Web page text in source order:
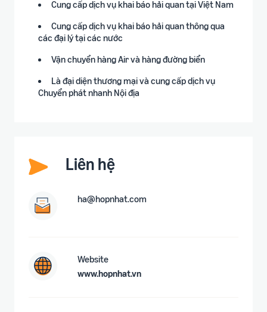
Cung cấp dịch vụ khai báo hải quan tại Việt Nam
Cung cấp dịch vụ khai báo hải quan thông qua
các đại lý tại các nước
Vận chuyển hàng Air và hàng đường biển
Là đại diện thương mại và cung cấp dịch vụ
Chuyển phát nhanh Nội địa
Liên hệ
ha@hopnhat.com
Website
www.hopnhat.vn